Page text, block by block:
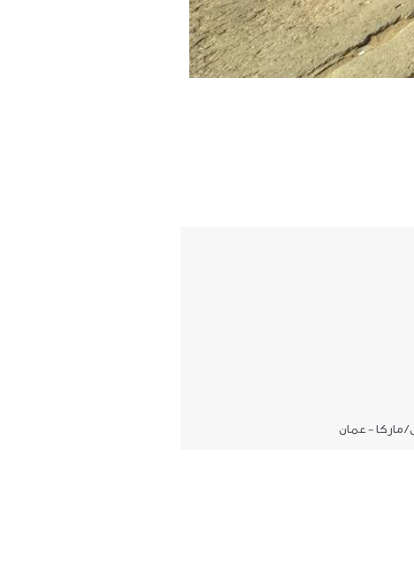
ماركا - عمان